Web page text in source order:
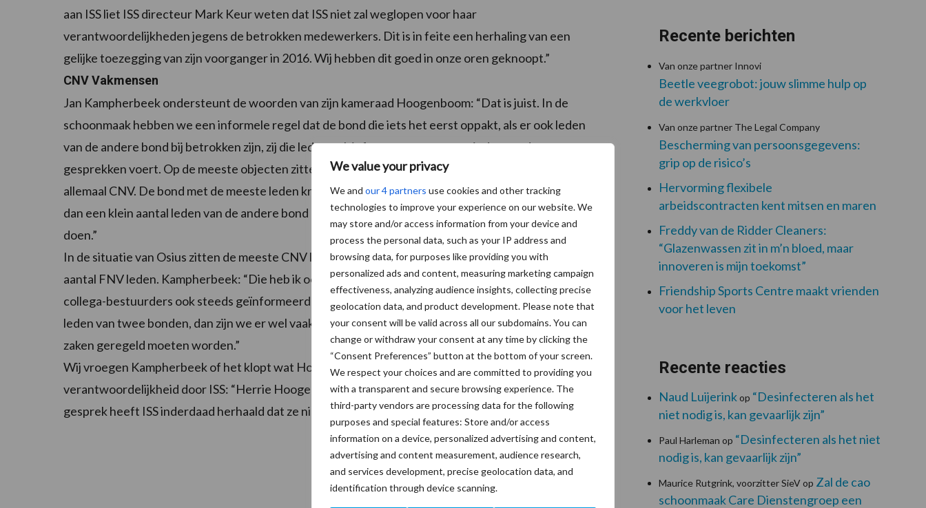
We value your privacy
We and our 4 partners use cookies and other tracking
technologies to improve your experience on our website. We
may store and/or access information from your device and
process the personal data, such as your IP address and
browsing data, for purposes like providing you with
personalized ads and content, measuring marketing campaign
effectiveness, analyzing audience insights, collecting precise
geolocation data, and product development. Please note that
your consent will be valid across all our subdomains. You can
change or withdraw your consent at any time by clicking the
“Consent Preferences” button at the bottom of your screen.
We respect your choices and are committed to providing you
with a transparent and secure browsing experience. The
third-party vendors are processing data for the following
purposes and special features: Store and/or access
information on a device, personalized advertising and content,
advertising and content measurement, audience research,
and services development, precise geolocation data, and
identification through device scanning.
aan ISS liet ISS directeur Mark Keur weten dat ISS niet zal weglopen voor haar
verantwoordelijkheden jegens de betrokken medewerkers. Dit is in feite een herhaling van een
gelijke toezegging van zijn voorganger in 2016. Wij hebben dit goed in onze oren geknoopt.”
CNV Vakmensen
Jan Kampherbeek ondersteunt de woorden van zijn kameraad Hoogenboom: “Dat is juist. In de
schoonmaak hebben we een informele regel dat de bond die iets het eerst oppakt, als er ook leden
van de andere bond bij betrokken zijn, zij die leden ook informeert en namens iedereen de
gesprekken voert. Op de meeste objecten zitten vaak maar leden van één bond. of allemaal FNV of
allemaal CNV. De bond met de meeste leden krijgt dan ook vaak als eerste het signaal binnen. Als er
dan een klein aantal leden van de andere bond bij zit is het niet efficiënt om met twee bonden alles te
doen.”
In de situatie van Osius zitten de meeste CNV leden in Noord en Oost. In Zuid en West zitten een
aantal FNV leden. Kampherbeek: “Die heb ik ook steeds op de hoogte gehouden, net zoals ik de FNV
collega-bestuurders ook steeds geïnformeerd heb. Als er echt actie gevoerd moet worden en er zijn
leden van twee bonden, dan zijn we er wel vaak allebei omdat er dan ook allemaal administratieve
zaken geregeld moeten worden.”
Wij vroegen Kampherbeek of het klopt wat Hoogenboom zegt over het niet weglopen voor de
verantwoordelijkheid door ISS: “Herrie Hoogenboom was bij het bezoek aan ISS aanwezig. In dit
gesprek heeft ISS inderdaad herhaald dat ze niet weg loopt voor hun verantwoordelijkheid.”
Recente berichten
Van onze partner Innovi
Beetle veegrobot: jouw slimme hulp op
de werkvloer
Van onze partner The Legal Company
Bescherming van persoonsgegevens:
grip op de risico’s
Hervorming flexibele
arbeidscontracten kent mitsen en maren
Freddy van de Ridder Cleaners:
“Glazenwassen zit in m’n bloed, maar
innoveren is mijn toekomst”
Friendship Sports Centre maakt vrienden
voor het leven
Recente reacties
Naud Luijerinkop “Desinfecteren als het
niet nodig is, kan gevaarlijk zijn”
Paul Harleman op “Desinfecteren als het niet
nodig is, kan gevaarlijk zijn”
Maurice Rutgrink, voorzitter SieVop Zal de cao
schoonmaak Care Dienstengroep een